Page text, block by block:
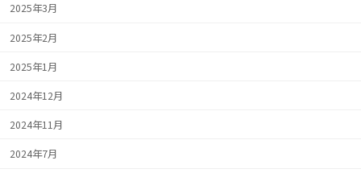
2025年3月
2025年2月
2025年1月
2024年12月
2024年11月
2024年7月